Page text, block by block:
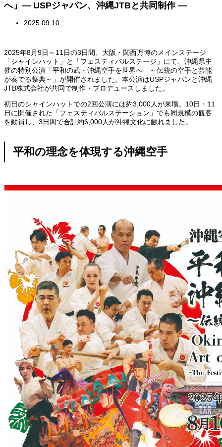
へ」― USPジャパン、沖縄JTBと共同制作 ―
2025.09.10
2025年8月9日～11日の3日間、大阪・関西万博のメインステージ
「シャインハット」と「フェスティバルステージ」にて、沖縄県主
催の特別公演「平和の武・沖縄空手を世界へ ～伝統の空手と芸能
が奏でる祭典～」が開催されました。本公演はUSPジャパンと沖縄
JTB株式会社が共同で制作・プロデュースしました。
初日のシャインハットでの2回公演には約3,000人が来場。10日・11
日に開催された「フェスティバルステーション」でも同規模の観客
を動員し、3日間で合計約6,000人が沖縄文化に触れました。
平和の理念を体現する沖縄空手